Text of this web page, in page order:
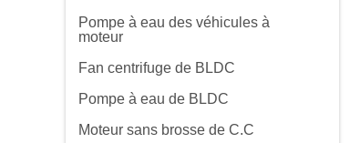
Pompe à eau des véhicules à
moteur
Fan centrifuge de BLDC
Pompe à eau de BLDC
Moteur sans brosse de C.C